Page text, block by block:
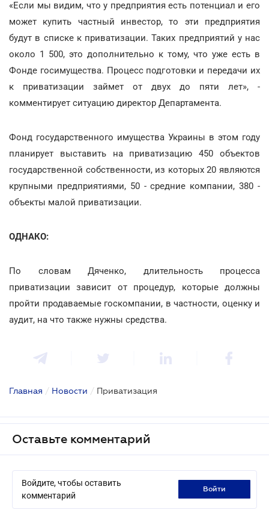
«Если мы видим, что у предприятия есть потенциал и его
может купить частный инвестор, то эти предприятия
будут в списке к приватизации. Таких предприятий у нас
около 1 500, это дополнительно к тому, что уже есть в
Фонде госимущества. Процесс подготовки и передачи их
к приватизации займет от двух до пяти лет», -
комментирует ситуацию директор Департамента.
Фонд государственного имущества Украины в этом году
планирует выставить на приватизацию 450 объектов
государственной собственности, из которых 20 являются
крупными предприятиями, 50 - средние компании, 380 -
объекты малой приватизации.
ОДНАКО:
По словам Дяченко, длительность процесса
приватизации зависит от процедур, которые должны
пройти продаваемые госкомпании, в частности, оценку и
аудит, на что также нужны средства.
Главная / Новости / Приватизация
Оставьте комментарий
Войдите, чтобы оставить
комментарий
войти